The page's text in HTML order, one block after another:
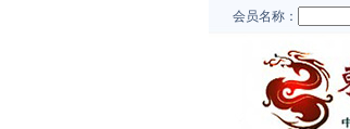
会员名称：